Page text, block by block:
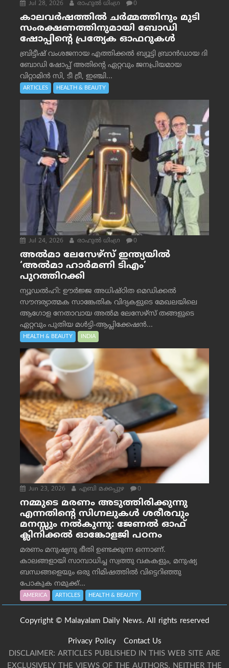
Jul 28, 2026 രാഹുല്‍ ധിംഗ്ര 0
കാലവർഷത്തിൽ ചർമ്മത്തിനും മുടി
സംരക്ഷണത്തിനുമായി ബോഡി
ഷോപ്പിന്റെ പ്രത്യേക ഓഫറുകൾ
ബ്രിട്ടീഷ് വംശജനായ എത്തിക്കൽ ബ്യൂട്ടി ബ്രാൻഡായ ദി
ബോഡി ഷോപ്പ് അതിന്റെ ഏറ്റവും ജനപ്രിയമായ
വിറ്റാമിൻ സി, ടീ ട്രീ, ഇഞ്ചി...
ARTICLES HEALTH & BEAUTY
Jul 24, 2026 രാഹുല്‍ ധിംഗ്ര 0
അൽമാ ലേസേഴ്സ് ഇന്ത്യയിൽ
‘അൽമാ ഹാർമണി ടിഎം’
പുറത്തിറക്കി
ന്യൂഡൽഹി: ഊർജ്ജ അധിഷ്ഠിത മെഡിക്കൽ
സൗന്ദര്യാത്മക സാങ്കേതിക വിദ്യകളുടെ മേഖലയിലെ
ആഗോള നേതാവായ അൽമ ലേസേഴ്സ് തങ്ങളുടെ
ഏറ്റവും പുതിയ മൾട്ടി-ആപ്ലിക്കേഷൻ...
HEALTH & BEAUTY INDIA
Jun 23, 2026 എബി മക്കപ്പുഴ 0
നമ്മുടെ മരണം അടുത്തിരിക്കുന്നു
എന്നതിന്റെ സിഗ്നലുകൾ ശരീരവും
മനസ്സും നല്‍കുന്നു: ജേണല്‍ ഓഫ്
ക്ലിനിക്കല്‍ ഓങ്കോളജി പഠനം
മരണം മനുഷ്യനു ഭീതി ഉണ്ടക്കുന്ന ഒന്നാണ്.
കാലങ്ങളായി സാമ്പാധിച്ച സ്വത്തു വകകളും, മനുഷ്യ
ബന്ധങ്ങളെയും ഒരു നിമിഷത്തിൽ വിട്ടെറിഞ്ഞു
പോകുക നമുക്ക്...
AMERICA ARTICLES HEALTH & BEAUTY
Copyright © Malayalam Daily News. All rights reserved
Privacy Policy
Contact Us
DISCLAIMER: ARTICLES PUBLISHED IN THIS WEB SITE ARE